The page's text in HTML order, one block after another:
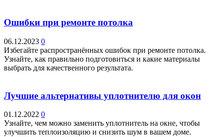
Ошибки при ремонте потолка
06.12.2023 0
Избегайте распространённых ошибок при ремонте потолка.
Узнайте, как правильно подготовиться и какие материалы
выбрать для качественного результата.
Лучшие альтернативы уплотнителю для окон
01.12.2022 0
Узнайте, чем можно заменить уплотнитель на окне, чтобы
улучшить теплоизоляцию и снизить шум в вашем доме.